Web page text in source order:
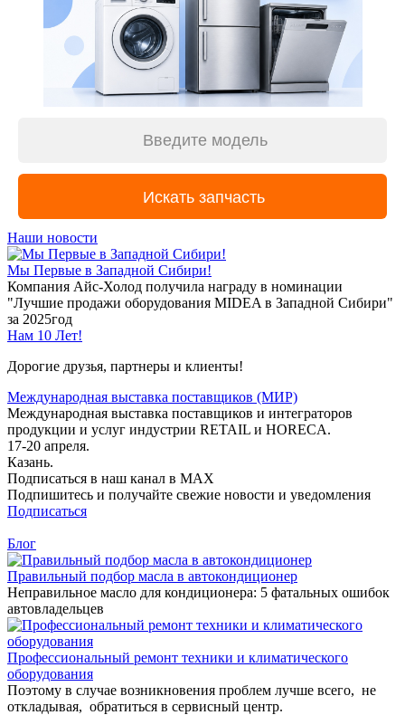
Наши новости
Мы Первые в Западной Сибири!
Компания Айс-Холод получила награду в номинации
"Лучшие продажи оборудования MIDEA в Западной Сибири"
за 2025год
Нам 10 Лет!
Дорогие друзья, партнеры и клиенты!
Международная выставка поставщиков (МИР)
Международная выставка поставщиков и интеграторов
продукции и услуг индустрии RETAIL и HORECA.
17-20 апреля.
Казань.
Подписаться в наш канал в MAX
Подпишитесь и получайте свежие новости и уведомления
Подписаться
Блог
Правильный подбор масла в автокондиционер
Неправильное масло для кондиционера: 5 фатальных ошибок
автовладельцев
Профессиональный ремонт техники и климатического
оборудования
Поэтому в случае возникновения проблем лучше всего, не
откладывая, обратиться в сервисный центр.